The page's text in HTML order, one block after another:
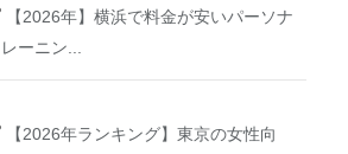
【2026年】横浜で料金が安いパーソナ
ーニン...
【2026年ランキング】東京の女性向